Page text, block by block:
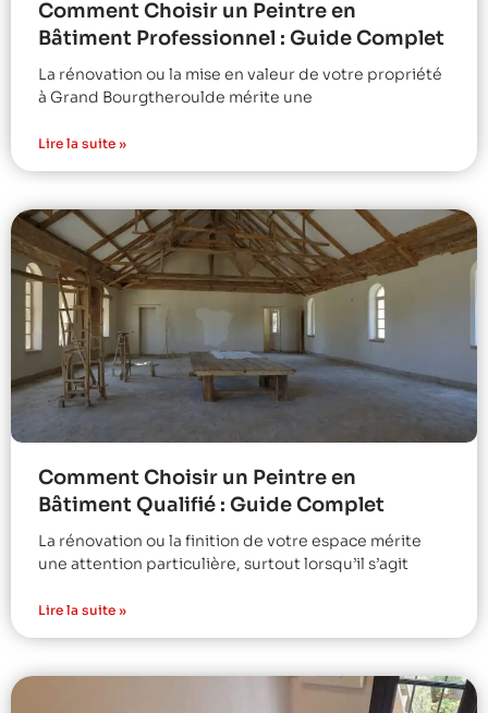
Comment Choisir un Peintre en
Bâtiment Professionnel : Guide Complet
La rénovation ou la mise en valeur de votre propriété
à Grand Bourgtheroulde mérite une
Lire la suite »
Comment Choisir un Peintre en
Bâtiment Qualifié : Guide Complet
La rénovation ou la finition de votre espace mérite
une attention particulière, surtout lorsqu’il s’agit
Lire la suite »